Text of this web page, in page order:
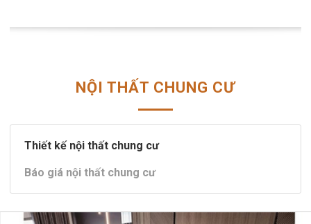
NỘI THẤT CHUNG CƯ
Thiết kế nội thất chung cư
Báo giá nội thất chung cư